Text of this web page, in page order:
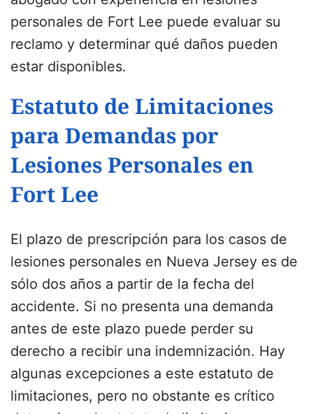
personales de Fort Lee puede evaluar su
reclamo y determinar qué daños pueden
estar disponibles.
Estatuto de Limitaciones
para Demandas por
Lesiones Personales en
Fort Lee
El plazo de prescripción para los casos de
lesiones personales en Nueva Jersey es de
sólo dos años a partir de la fecha del
accidente. Si no presenta una demanda
antes de este plazo puede perder su
derecho a recibir una indemnización. Hay
algunas excepciones a este estatuto de
limitaciones, pero no obstante es crítico